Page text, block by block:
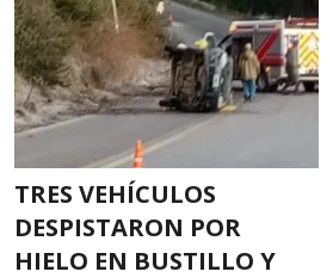
TRES VEHÍCULOS
DESPISTARON POR
HIELO EN BUSTILLO Y